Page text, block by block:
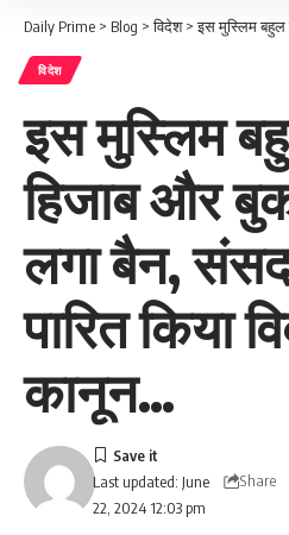
Daily Prime > Blog >विदेश>इस मुस्लिम बहुल देश में
विदेश
इस मुस्लिम
हिजाब और
लगा बैन,
पारित किया
कानून…
Last updated: June
22, 2024 12:03 pm
Share